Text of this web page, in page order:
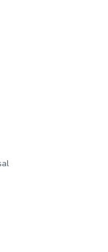
Rosa
Miguel Ruta